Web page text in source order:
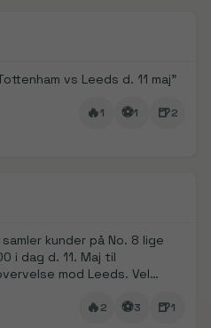
vs Leeds d. 11 maj"
🔥1 ⚽1 🍺2
samler kunder på No. 8 lige
i dag d. 11. Maj til
🔥2 ⚽3 🍺1